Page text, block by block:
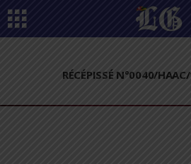
RÉCÉPISSÉ N°0040/